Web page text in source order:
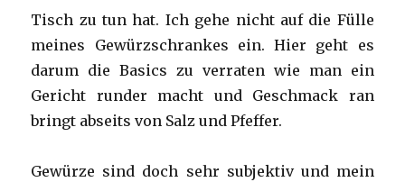
Tisch zu tun hat. Ich gehe nicht auf die Fülle
meines Gewürzschrankes ein. Hier geht es
darum die Basics zu verraten wie man ein
Gericht runder macht und Geschmack ran
bringt abseits von Salz und Pfeffer.
Gewürze sind doch sehr subjektiv und mein